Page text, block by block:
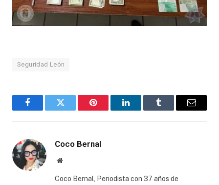
Seguridad León
FacebookTwitter Pinterest LinkedInTumblr Email
Coco Bernal
Website
Coco Bernal, Periodista con 37 años de